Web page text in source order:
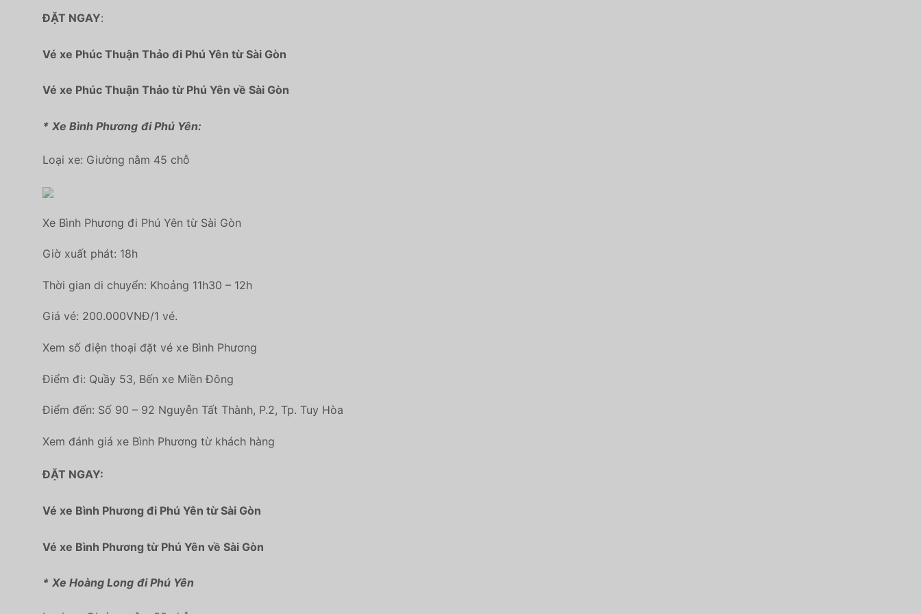
ĐẶT NGAY:
Vé xe Phúc Thuận Thảo đi Phú Yên từ Sài Gòn
Vé xe Phúc Thuận Thảo từ Phú Yên về Sài Gòn
* Xe Bình Phương đi Phú Yên:
Loại xe: Giường nằm 45 chỗ
Xe Bình Phương đi Phú Yên từ Sài Gòn
Giờ xuất phát: 18h
Thời gian di chuyển: Khoảng 11h30 – 12h
Giá vé: 200.000VNĐ/1 vé.
Xem số điện thoại đặt vé xe Bình Phương
Điểm đi: Quầy 53, Bến xe Miền Đông
Điểm đến: Số 90 – 92 Nguyễn Tất Thành, P.2, Tp. Tuy Hòa
Xem đánh giá xe Bình Phương từ khách hàng
ĐẶT NGAY:
Vé xe Bình Phương đi Phú Yên từ Sài Gòn
Vé xe Bình Phương từ Phú Yên về Sài Gòn
* Xe Hoàng Long đi Phú Yên